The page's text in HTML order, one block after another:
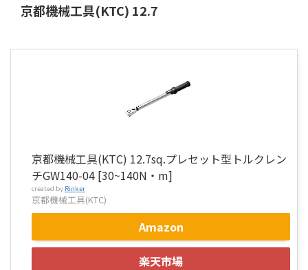
京都機械工具(KTC) 12.7
京都機械工具(KTC) 12.7sq.プレセット型トルクレン
チGW140-04 [30~140N・m]
created by Rinker
京都機械工具(KTC)
Amazon
楽天市場